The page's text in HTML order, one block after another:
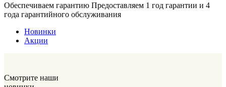
Обеспечиваем гарантию Предоставляем 1 год гарантии и 4
года гарантийного обслуживания
Новинки
Акции
Смотрите наши